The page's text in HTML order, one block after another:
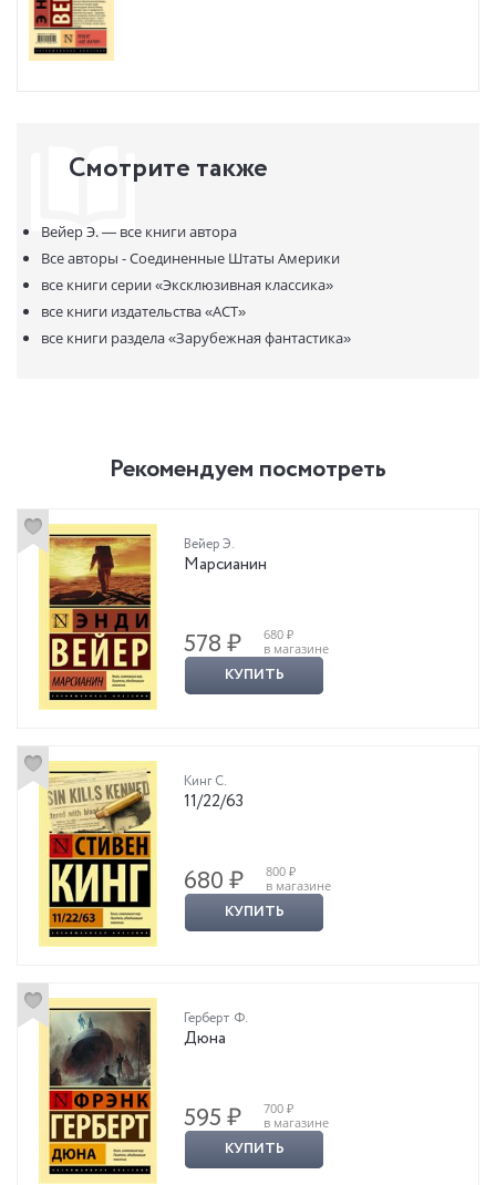
Смотрите также
Вейер Э. — все книги автора
Все авторы - Соединенные Штаты Америки
все книги серии«Эксклюзивная классика»
все книги издательства«АСТ»
все книги раздела«Зарубежная фантастика»
Рекомендуем посмотреть
Вейер Э.
Марсианин
578 ₽
680 ₽
в магазине
КУПИТЬ
Кинг С.
11/22/63
680 ₽
800 ₽
в магазине
КУПИТЬ
Герберт Ф.
Дюна
595 ₽
700 ₽
в магазине
КУПИТЬ